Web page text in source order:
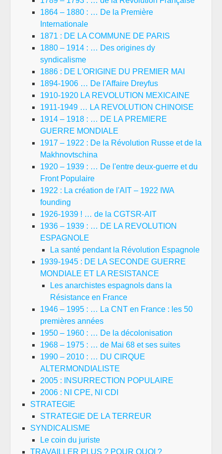
1864 – 1880 : … De la Première
Internationale
1871 : DE LA COMMUNE DE PARIS
1880 – 1914 : … Des origines dy
syndicalisme
1886 : DE L'ORIGINE DU PREMIER MAI
1894-1906 … De l'Affaire Dreyfus
1910-1920 LA REVOLUTION MEXICAINE
1911-1949 … LA REVOLUTION CHINOISE
1914 – 1918 : … DE LA PREMIERE
GUERRE MONDIALE
1917 – 1922 : De la Révolution Russe et de la
Makhnovtschina
1920 – 1939 : … De l'entre deux-guerre et du
Front Populaire
1922 : La création de l'AIT – 1922 IWA
founding
1926-1939 ! … de la CGTSR-AIT
1936 – 1939 : … DE LA REVOLUTION
ESPAGNOLE
La santé pendant la Révolution Espagnole
1939-1945 : DE LA SECONDE GUERRE
MONDIALE ET LA RESISTANCE
Les anarchistes espagnols dans la
Résistance en France
1946 – 1995 : … La CNT en France : les 50
premières années
1950 – 1960 : … De la décolonisation
1968 – 1975 : … de Mai 68 et ses suites
1990 – 2010 : … DU CIRQUE
ALTERMONDIALISTE
2005 : INSURRECTION POPULAIRE
2006 : NI CPE, NI CDI
STRATEGIE
STRATEGIE DE LA TERREUR
SYNDICALISME
Le coin du juriste
TRAVAILLER PLUS ? POUR QUOI ?